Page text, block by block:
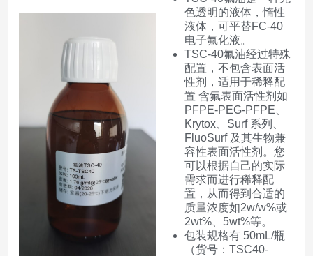
色透明的液体，惰性
液体，可平替FC-40
电子氟化液。
TSC-40氟油经过特殊
配置，不包含表面活
性剂，适用于稀释配
置 含氟表面活性剂如
PFPE-PEG-PFPE、
Krytox、Surf 系列、
FluoSurf 及其生物兼
容性表面活性剂。您
可以根据自己的实际
需求而进行稀释配
置，从而得到合适的
质量浓度如2w/w%或
2wt%、5wt%等。
包装规格有 50mL/瓶
（货号：TSC40-